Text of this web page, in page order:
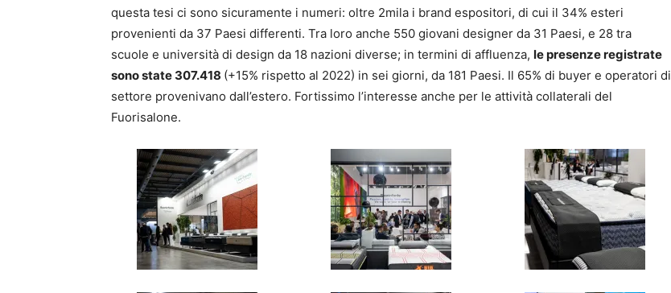
questa tesi ci sono sicuramente i numeri: oltre 2mila i brand espositori, di cui il 34% esteri
provenienti da 37 Paesi differenti. Tra loro anche 550 giovani designer da 31 Paesi, e 28 tra
scuole e università di design da 18 nazioni diverse; in termini di affluenza, le presenze registrate
sono state 307.418 (+15% rispetto al 2022) in sei giorni, da 181 Paesi. Il 65% di buyer e operatori di
settore provenivano dall’estero. Fortissimo l’interesse anche per le attività collaterali del
Fuorisalone.